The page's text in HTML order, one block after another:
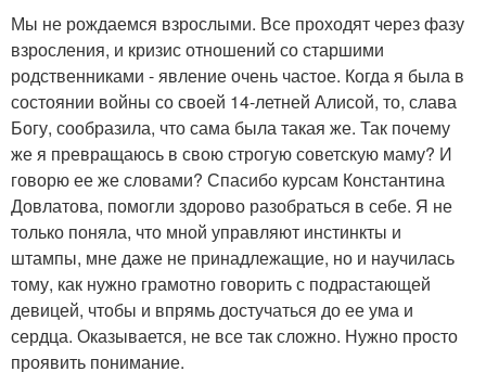
Мы не рождаемся взрослыми. Все проходят через фазу
взросления, и кризис отношений со старшими
родственниками - явление очень частое. Когда я была в
состоянии войны со своей 14-летней Алисой, то, слава
Богу, сообразила, что сама была такая же. Так почему
же я превращаюсь в свою строгую советскую маму? И
говорю ее же словами? Спасибо курсам Константина
Довлатова, помогли здорово разобраться в себе. Я не
только поняла, что мной управляют инстинкты и
штампы, мне даже не принадлежащие, но и научилась
тому, как нужно грамотно говорить с подрастающей
девицей, чтобы и впрямь достучаться до ее ума и
сердца. Оказывается, не все так сложно. Нужно просто
проявить понимание.